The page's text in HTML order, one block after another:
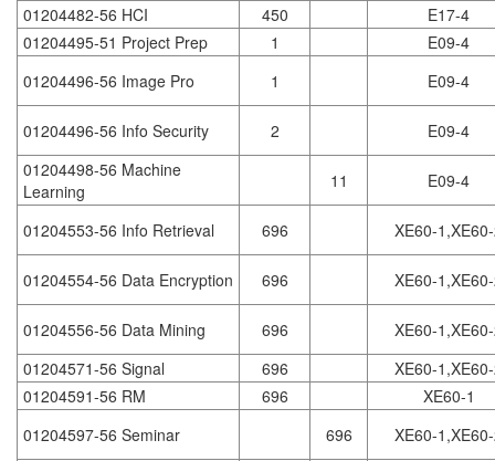
01204482-56 HCI
450
E17-4
01204495-51 Project Prep
1
E09-4
01204496-56 Image Pro
1 E09-4
01204496-56 Info Security 2
E09-4
01204498-56 Machine
Learning
11 E09-4
01204553-56 Info Retrieval 696 XE60-
01204554-56 Data Encryption 696 XE60-
01204556-56 Data Mining 696
XE60-
01204571-56 Signal
696
XE60-
01204591-56 RM
696
XE60-1
01204597-56 Seminar
696
XE60-